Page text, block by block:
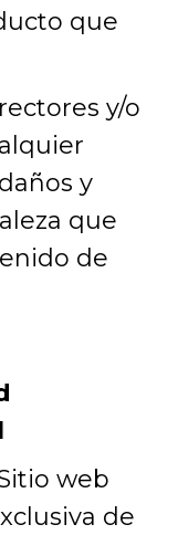
que
y/o
y
que
de
web
de